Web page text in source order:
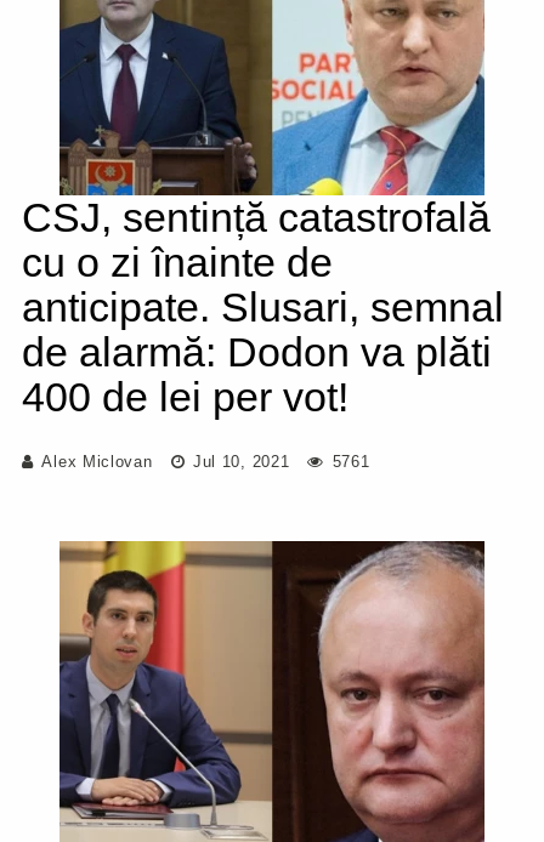
CSJ, sentință catastrofală
cu o zi înainte de
anticipate. Slusari, semnal
de alarmă: Dodon va plăti
400 de lei per vot!
Alex Miclovan Jul 10, 2021 5761